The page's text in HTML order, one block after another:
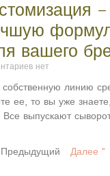
вашего
нет
линию
ее, то вы уже
Все выпускают
Далее "